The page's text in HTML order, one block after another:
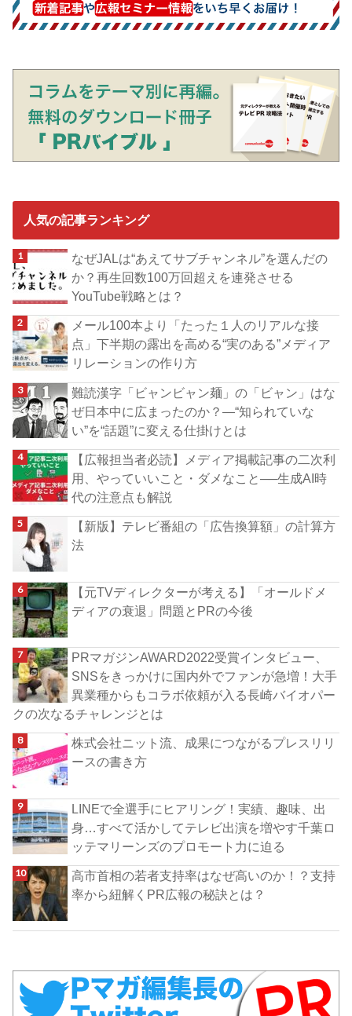
人気の記事ランキング
なぜJALは“あえてサブチャンネル”を選んだの
か？再生回数100万回超えを連発させる
YouTube戦略とは？
メール100本より「たった１人のリアルな接
点」下半期の露出を高める“実のある”メディア
リレーションの作り方
難読漢字「ビャンビャン麺」の「ビャン」はな
ぜ日本中に広まったのか？―“知られていな
い”を“話題”に変える仕掛けとは
【広報担当者必読】メディア掲載記事の二次利
用、やっていいこと・ダメなこと──生成AI時
代の注意点も解説
【新版】テレビ番組の「広告換算額」の計算方
法
【元TVディレクターが考える】「オールドメ
ディアの衰退」問題とPRの今後
PRマガジンAWARD2022受賞インタビュー、
SNSをきっかけに国内外でファンが急増！大手
異業種からもコラボ依頼が入る長崎バイオパー
クの次なるチャレンジとは
株式会社ニット流、成果につながるプレスリリ
ースの書き方
LINEで全選手にヒアリング！実績、趣味、出
身…すべて活かしてテレビ出演を増やす千葉ロ
ッテマリーンズのプロモート力に迫る
高市首相の若者支持率はなぜ高いのか！？支持
率から紐解くPR広報の秘訣とは？